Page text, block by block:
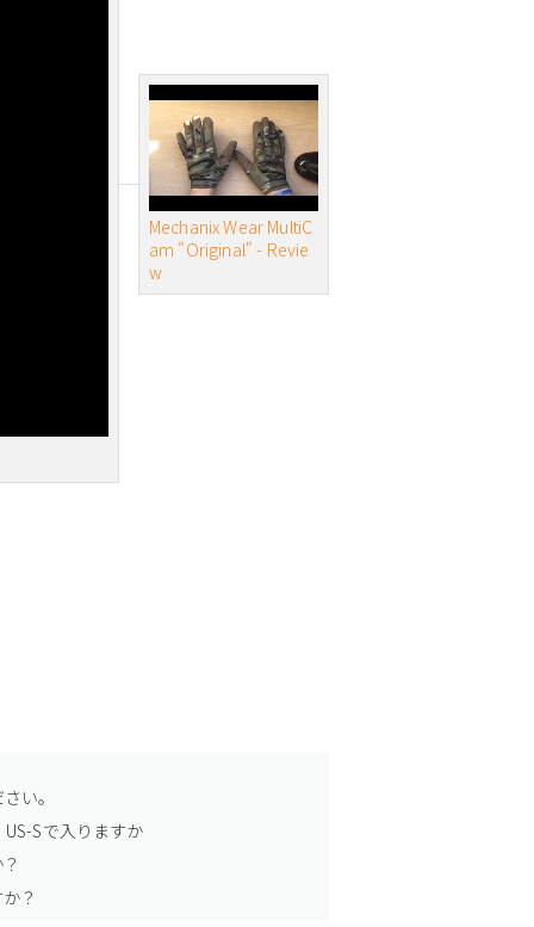
Mechanix Wear MultiC
am "Original" - Revie
w
い。
Sで入りますか
？